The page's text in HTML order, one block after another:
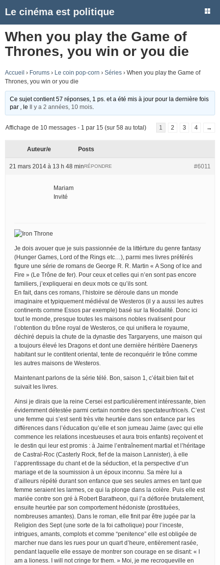
Le cinéma est politique
When you play the Game of
Thrones, you win or you die
Accueil › Forums › Le coin pop-corn › Séries › When you play the Game of
Thrones, you win or you die
Ce sujet contient 57 réponses, 1 ps. et a été mis à jour pour la dernière fois
par
, le Il y a 2 années, 10 mois
Affichage de 10 messages - 1 par 15 (sur 58 au total) 1 2 3 4 →
Auteur/e Posts
21 mars 2014 à 13 h 48 min #6011
RÉPONDRE
Mariam
Invité
Je dois avouer que je suis passionnée de la littérture du genre fantasy
(Hunger Games, Lord of the Rings etc…), parmi mes livres préférés
figure une série de romans de George R. R. Martin « A Song of Ice and
Fire » (Le Trône de fer). Pour ceux et celles qui n’en sont pas encore
familiers, j’expliquerai en deux mots ce qu’ils sont.
En fait, dans ces romans, l’histoire se déroule dans un monde
imaginaire et typiquement médiéval de Westeros (il y a aussi les autres
continents comme Essos par exemple) basé sur la féodalité. Donc ici
tout le monde, presque toutes les maisons nobles rivalisent pour
l’obtention du trône royal de Westeros, ce qui unifiera le royaume,
déchiré depuis la chute de la dynastie des Targaryens, une maison qui
a toujours élevé les Dragons et dont une dernière héritière Daenerys
habitant sur le contitent oriental, tente de reconquérir le trône comme
les autres maisons de Westeros.
Maintenant parlons de la série télé. Bon, saison 1, c’était bien fait et
suivait les livres.
Ainsi je dirais que la reine Cersei est particulièrement intéressante, bien
évidemment détestée parmi certain nombre des spectateur/trice/s. C’est
une femme qui s’est senti très vite heurtée dans son enfance par les
différences dans l’éducation qu’elle et son jumeau Jaime (avec qui elle
commence les relations incestueuses et aura trois enfants) reçoivent et
le destin qui leur est promis : à Jaime l’entraînement martial et l’héritage
de Castral-Roc (Casterly Rock, fief de la maison Lannister), à elle
l’apprentissage du chant et de la séduction, et la perspective d’un
mariage et de la soumission à un époux inconnu. Sa mère lui a
d’ailleurs répété durant son enfance que ses seules armes en tant que
femme seraient les larmes, ce qui la plonge dans la colère. Puis elle est
mariée contre son gré à Robert Baratheon, qui l’a déflorée brutalement,
ensuite heurtée par son comportement hédoniste (prostituées,
nombreuses amantes). Dans le roman, elle finit par être jugée par la
Religion des Sept (une sorte de la foi catholique) pour l’inceste,
intrigues, amants, complots et comme “penitence” elle est obligée de
marcher nue dans les rues pour un quart d’heure, entièrement rasée,
pendant laquelle elle essaye de montrer son courage en se disant: « I
am a lioness. I will not cringe for them. » Moi, je me recroqueville en